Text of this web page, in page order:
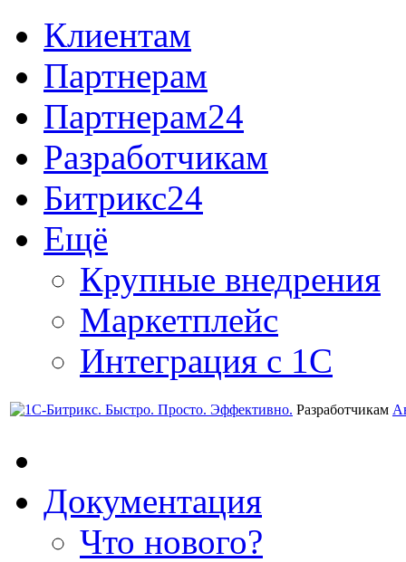
Клиентам
Партнерам
Партнерам24
Разработчикам
Битрикс24
Ещё
Крупные внедрения
Маркетплейс
Интеграция с 1С
Разработчикам
Документация
Что нового?